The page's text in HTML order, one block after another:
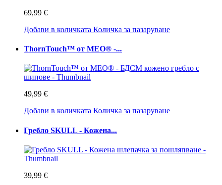
69,99 €
Добави в количката Количка за пазаруване
ThornTouch™ от MEO® -...
49,99 €
Добави в количката Количка за пазаруване
Гребло SKULL - Кожена...
39,99 €